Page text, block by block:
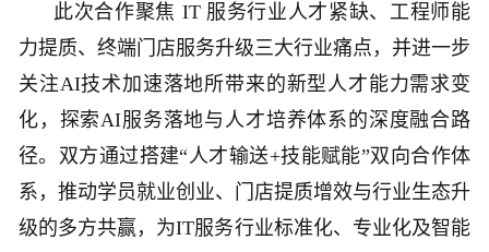
此次合作聚焦 IT 服务行业人才紧缺、工程师能
力提质、终端门店服务升级三大行业痛点，并进一步
关注AI技术加速落地所带来的新型人才能力需求变
化，探索AI服务落地与人才培养体系的深度融合路
径。双方通过搭建“人才输送+技能赋能”双向合作体
系，推动学员就业创业、门店提质增效与行业生态升
级的多方共赢，为IT服务行业标准化、专业化及智能